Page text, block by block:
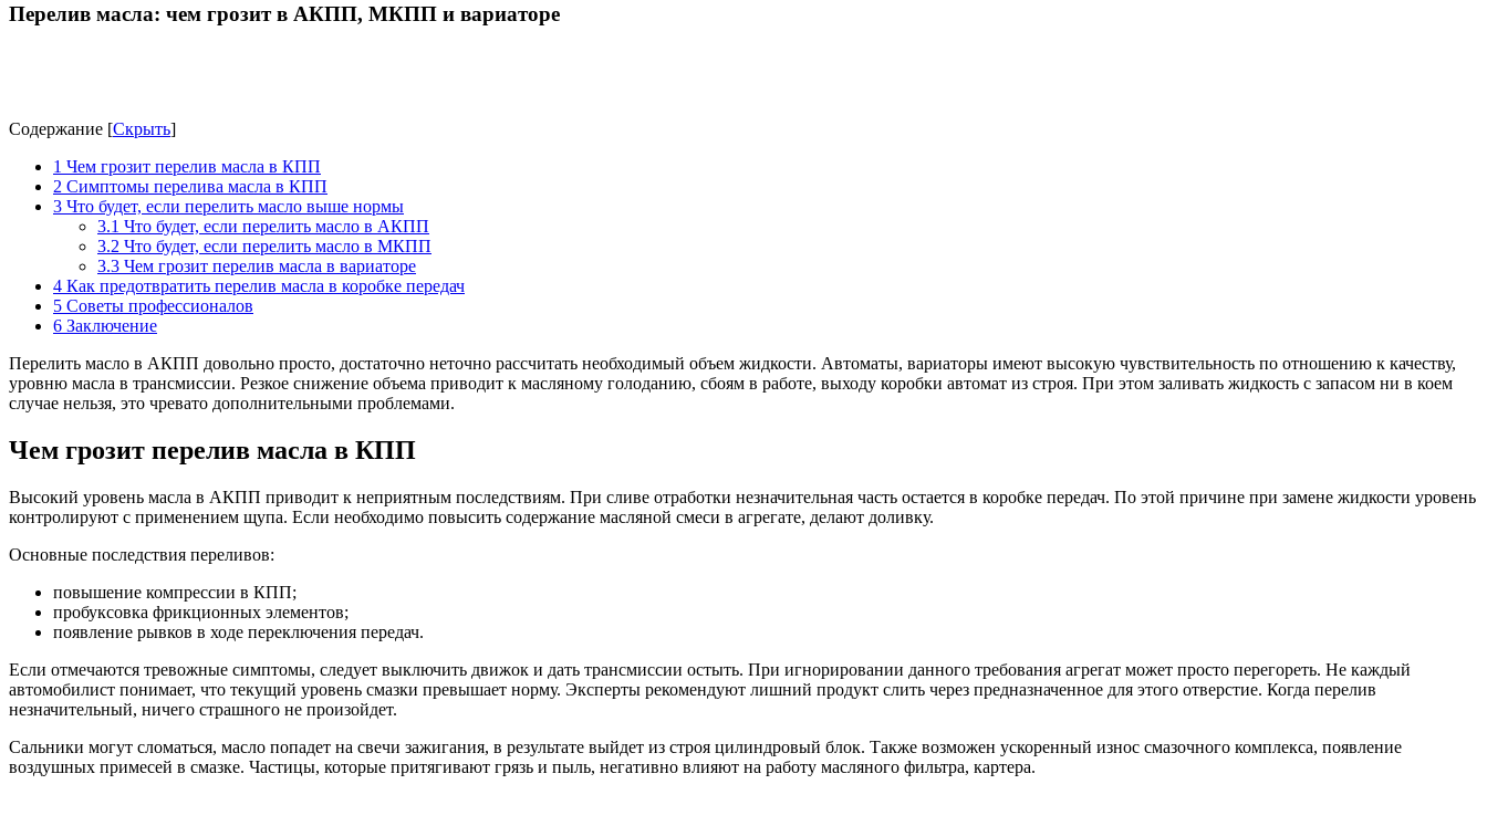
Перелив масла: чем грозит в АКПП, МКПП и вариаторе
Содержание [Скрыть]
1 Чем грозит перелив масла в КПП
2 Симптомы перелива масла в КПП
3 Что будет, если перелить масло выше нормы
3.1 Что будет, если перелить масло в АКПП
3.2 Что будет, если перелить масло в МКПП
3.3 Чем грозит перелив масла в вариаторе
4 Как предотвратить перелив масла в коробке передач
5 Советы профессионалов
6 Заключение
Перелить масло в АКПП довольно просто, достаточно неточно рассчитать необходимый объем жидкости. Автоматы, вариаторы имеют высокую чувствительность по отношению к качеству,
уровню масла в трансмиссии. Резкое снижение объема приводит к масляному голоданию, сбоям в работе, выходу коробки автомат из строя. При этом заливать жидкость с запасом ни в коем
случае нельзя, это чревато дополнительными проблемами.
Чем грозит перелив масла в КПП
Высокий уровень масла в АКПП приводит к неприятным последствиям. При сливе отработки незначительная часть остается в коробке передач. По этой причине при замене жидкости уровень
контролируют с применением щупа. Если необходимо повысить содержание масляной смеси в агрегате, делают доливку.
Основные последствия переливов:
повышение компрессии в КПП;
пробуксовка фрикционных элементов;
появление рывков в ходе переключения передач.
Если отмечаются тревожные симптомы, следует выключить движок и дать трансмиссии остыть. При игнорировании данного требования агрегат может просто перегореть. Не каждый
автомобилист понимает, что текущий уровень смазки превышает норму. Эксперты рекомендуют лишний продукт слить через предназначенное для этого отверстие. Когда перелив
незначительный, ничего страшного не произойдет.
Сальники могут сломаться, масло попадет на свечи зажигания, в результате выйдет из строя цилиндровый блок. Также возможен ускоренный износ смазочного комплекса, появление
воздушных примесей в смазке. Частицы, которые притягивают грязь и пыль, негативно влияют на работу масляного фильтра, картера.